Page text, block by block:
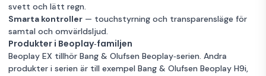
svett och lätt regn.
Smarta kontroller — touchstyrning och transparensläge för
samtal och omvärldsljud.
Produkter i Beoplay‑familjen
Beoplay EX tillhör Bang & Olufsen Beoplay‑serien. Andra
produkter i serien är till exempel Bang & Olufsen Beoplay H9i